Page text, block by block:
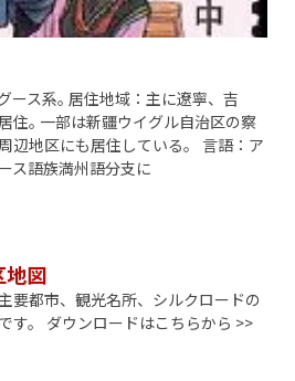
ース系｡ 居住地域：主に遼寧、吉
住｡ 一部は新疆ウイグル自治区の察
辺地区にも居住している。 言語：ア
ス語族満州語分支に
地図
要都市、観光名所、シルクロードの
す。 ダウンロードはこちらから >>